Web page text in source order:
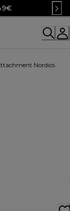
Nordics